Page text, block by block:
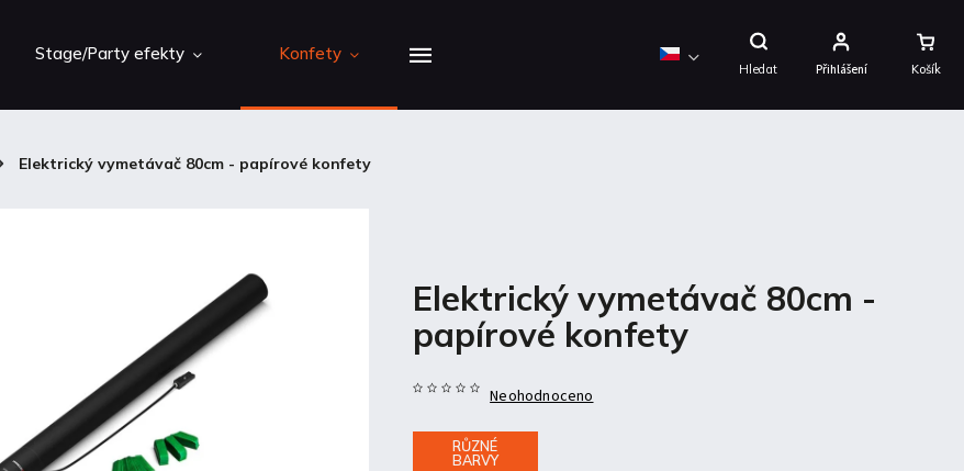
Hledat
Nákupní
Košík
Přihlášení
Stage/Party efekty Konfety
Elektrický vymetávač 80cm - papírové konfety
Elektrický vymetávač 80cm -
papírové konfety
RŮZNÉ
BARVY
Neohodnoceno